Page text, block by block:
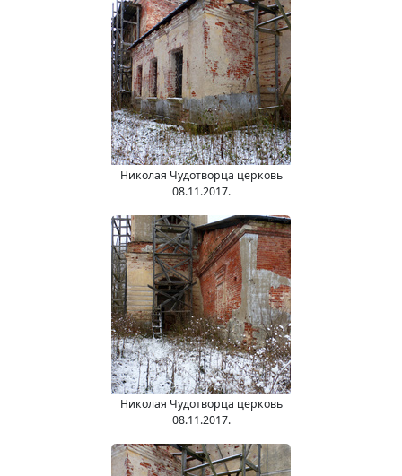
Николая Чудотворца церковь
08.11.2017.
Николая Чудотворца церковь
08.11.2017.